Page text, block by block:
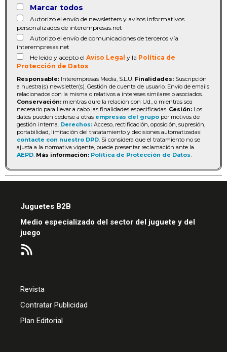
Marcar todos
Autorizo el envío de newsletters y avisos informativos
personalizados de interempresas.net
Autorizo el envío de comunicaciones de terceros vía
interempresas.net
He leído y acepto el Aviso Legal y la Política de
Protección de Datos
Responsable: Interempresas Media, S.L.U. Finalidades: Suscripción
a nuestra(s) newsletter(s). Gestión de cuenta de usuario. Envío de emails
relacionados con la misma o relativos a intereses similares o asociados.
Conservación: mientras dure la relación con Ud., o mientras sea
necesario para llevar a cabo las finalidades especificadas. Cesión: Los
datos pueden cederse a otras empresas del grupo por motivos de
gestión interna. Derechos: Acceso, rectificación, oposición, supresión,
portabilidad, limitación del tratatamiento y decisiones automatizadas:
contacte con nuestro DPD . Si considera que el tratamiento no se
ajusta a la normativa vigente, puede presentar reclamación ante la
AEPD Más información: Política de Protección de Datos
Juguetes B2B
Medio especializado del sector del juguete y del
juego
Revista
Contratar Publicidad
Plan Editorial